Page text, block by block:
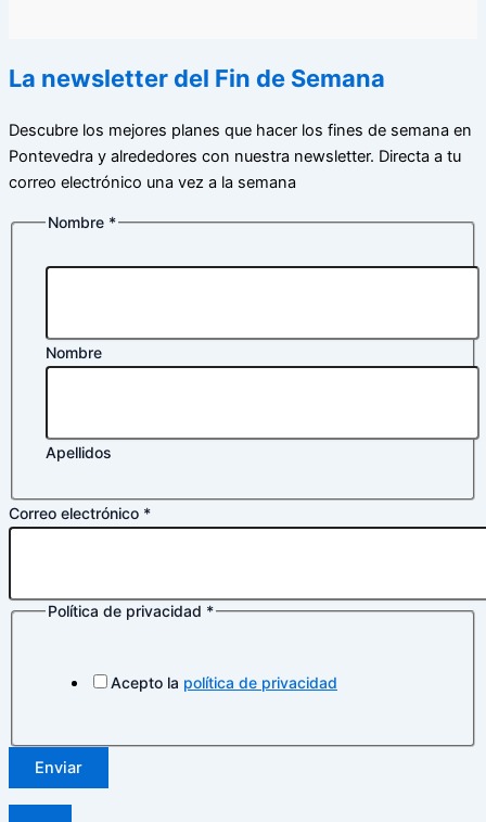
La newsletter del Fin de Semana
Descubre los mejores planes que hacer los fines de semana en
Pontevedra y alrededores con nuestra newsletter. Directa a tu
correo electrónico una vez a la semana
Nombre *
Nombre
Apellidos
Correo electrónico *
privacidadPolítica de privacidad *
Acepto la política de privacidad
Enviar